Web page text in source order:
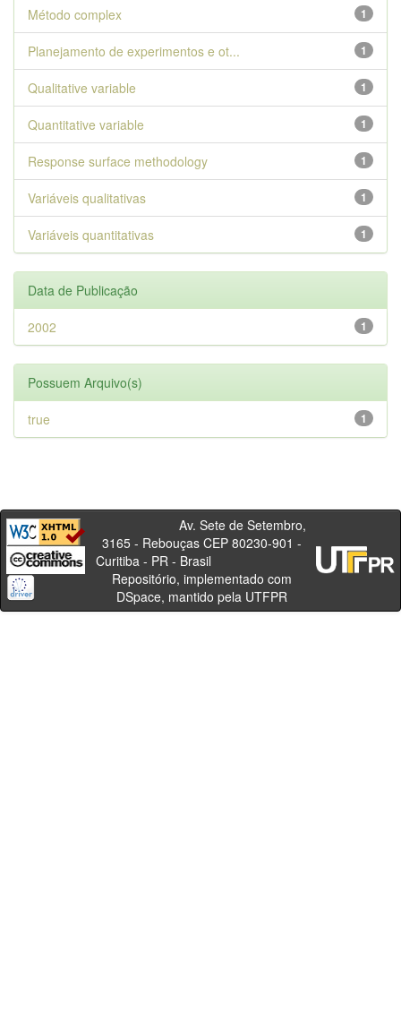
1
Método complex
1
Planejamento de experimentos e ot...
1
Qualitative variable
1
Quantitative variable
1
Response surface methodology
1
Variáveis qualitativas
1
Variáveis quantitativas
Data de Publicação
1
2002
Possuem Arquivo(s)
1
true
Av. Sete de Setembro,
3165 - Rebouças CEP 80230-901 -
Curitiba - PR - Brasil
Repositório, implementado com
DSpace, mantido pela UTFPR